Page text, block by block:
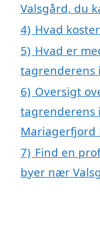
Valsgård, du
4) Hvad
5) Hvad er
tagrenderens
6) Oversigt
tagrenderens
Mariagerfjord
7) Find en
byer nær